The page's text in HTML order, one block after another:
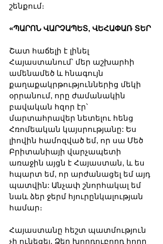
շենքում։
«ՊԱՐՈՆ ՎԱՐՉԱՊԵՏ, ՎԵՀԱՓԱՌ ՏԵՐ
Շատ հաճելի է լինել
Հայաստանում՝ մեր աշխարհի
ամենամեծ և հնագույն
քաղաքակրթություններից մեկի
օրրանում, որը ժամանակին
բավական հզոր էր՝
մարտահրավեր նետելու հենց
Հռոմեական կայսրությանը: Ես
լիովին համոզված եմ, որ սա Մեծ
Բրիտանիայի վարչապետի
առաջին այցն է Հայաստան, և ես
հպարտ եմ, որ արժանացել եմ այդ
պատվին: Անչափ շնորհակալ եմ
նաև ձեր ջերմ հյուրընկալության
համար։
Հայաստանը հեշտ պատմություն
չի ունեցել. Ձեր խորդուբորդ հողը